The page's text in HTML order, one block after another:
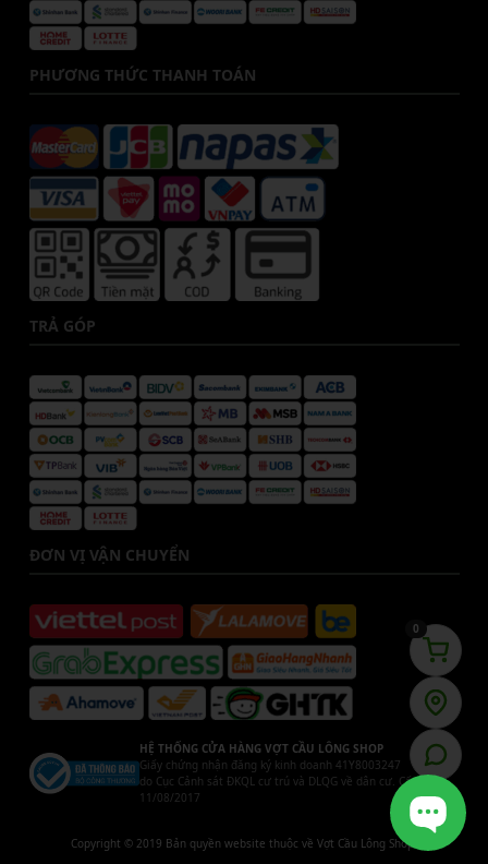
PHƯƠNG THỨC THANH TOÁN
TRẢ GÓP
ĐƠN VỊ VẬN CHUYỂN
HỆ THỐNG CỬA HÀNG VỢT CẦU LÔNG SHOP
Giấy chứng nhận đăng ký kinh doanh 41Y8003247
do Cục Cảnh sát ĐKQL cư trú và DLQG về dân cư. Cấp ngày
11/08/2017
Copyright © 2019 Bản quyền website thuộc về Vợt Cầu Lông Shop.
0